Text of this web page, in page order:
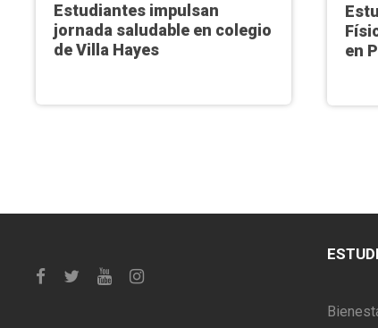
Estudiantes impulsan
jornada saludable en colegio
de Villa Hayes
en